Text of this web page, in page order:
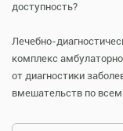
доступность?
Лечебно-
комплекс
от диагностики
вмешательств по